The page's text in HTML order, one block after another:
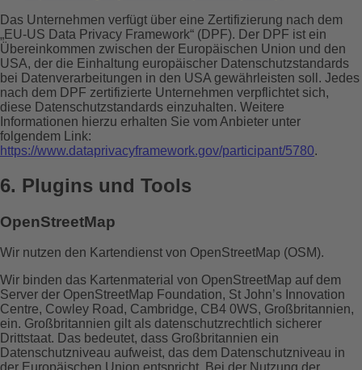
Das Unternehmen verfügt über eine Zertifizierung nach dem
„EU-US Data Privacy Framework“ (DPF). Der DPF ist ein
Übereinkommen zwischen der Europäischen Union und den
USA, der die Einhaltung europäischer Datenschutzstandards
bei Datenverarbeitungen in den USA gewährleisten soll. Jedes
nach dem DPF zertifizierte Unternehmen verpflichtet sich,
diese Datenschutzstandards einzuhalten. Weitere
Informationen hierzu erhalten Sie vom Anbieter unter
folgendem Link:
https://www.dataprivacyframework.gov/participant/5780.
6. Plugins und Tools
OpenStreetMap
Wir nutzen den Kartendienst von OpenStreetMap (OSM).
Wir binden das Kartenmaterial von OpenStreetMap auf dem
Server der OpenStreetMap Foundation, St John’s Innovation
Centre, Cowley Road, Cambridge, CB4 0WS, Großbritannien,
ein. Großbritannien gilt als datenschutzrechtlich sicherer
Drittstaat. Das bedeutet, dass Großbritannien ein
Datenschutzniveau aufweist, das dem Datenschutzniveau in